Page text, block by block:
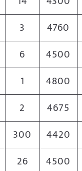
3 4760
6 4500
1 4800
2 4675
300 4420
26 4500